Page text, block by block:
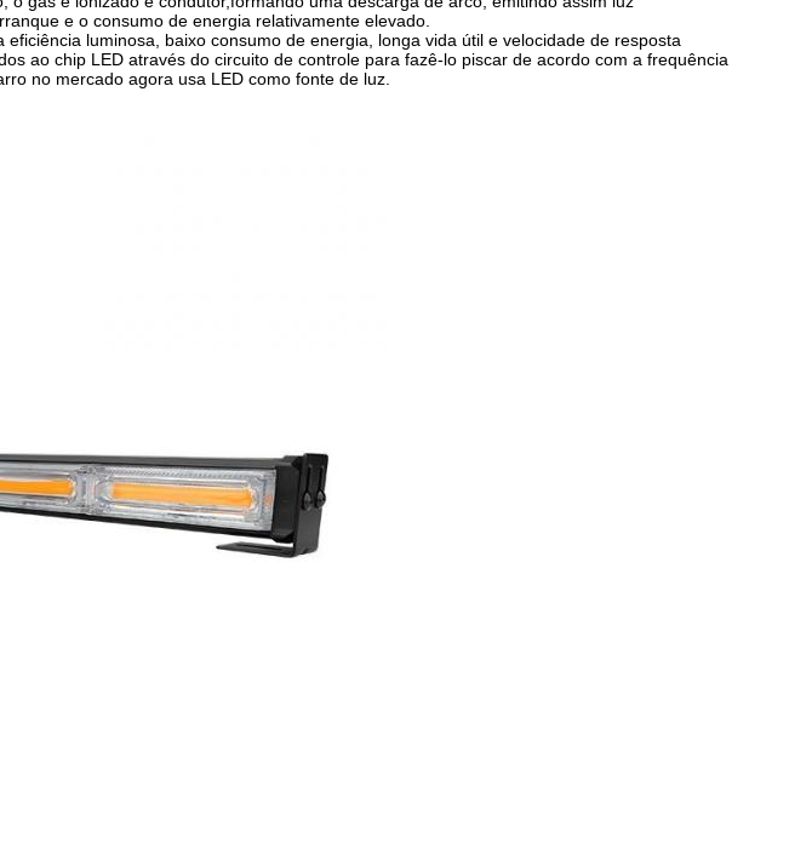
e o consumo de energia relativamente elevado.
luminosa, baixo consumo de energia, longa vida útil e velocidade de resposta
ao chip LED através do circuito de controle para fazê-lo piscar de acordo com a frequência
no mercado agora usa LED como fonte de luz.